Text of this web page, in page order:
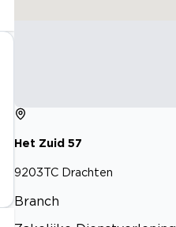
Het Zuid 57
9203TC Drachten
Branch